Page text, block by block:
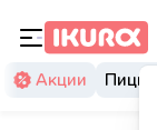
Акции Пицца